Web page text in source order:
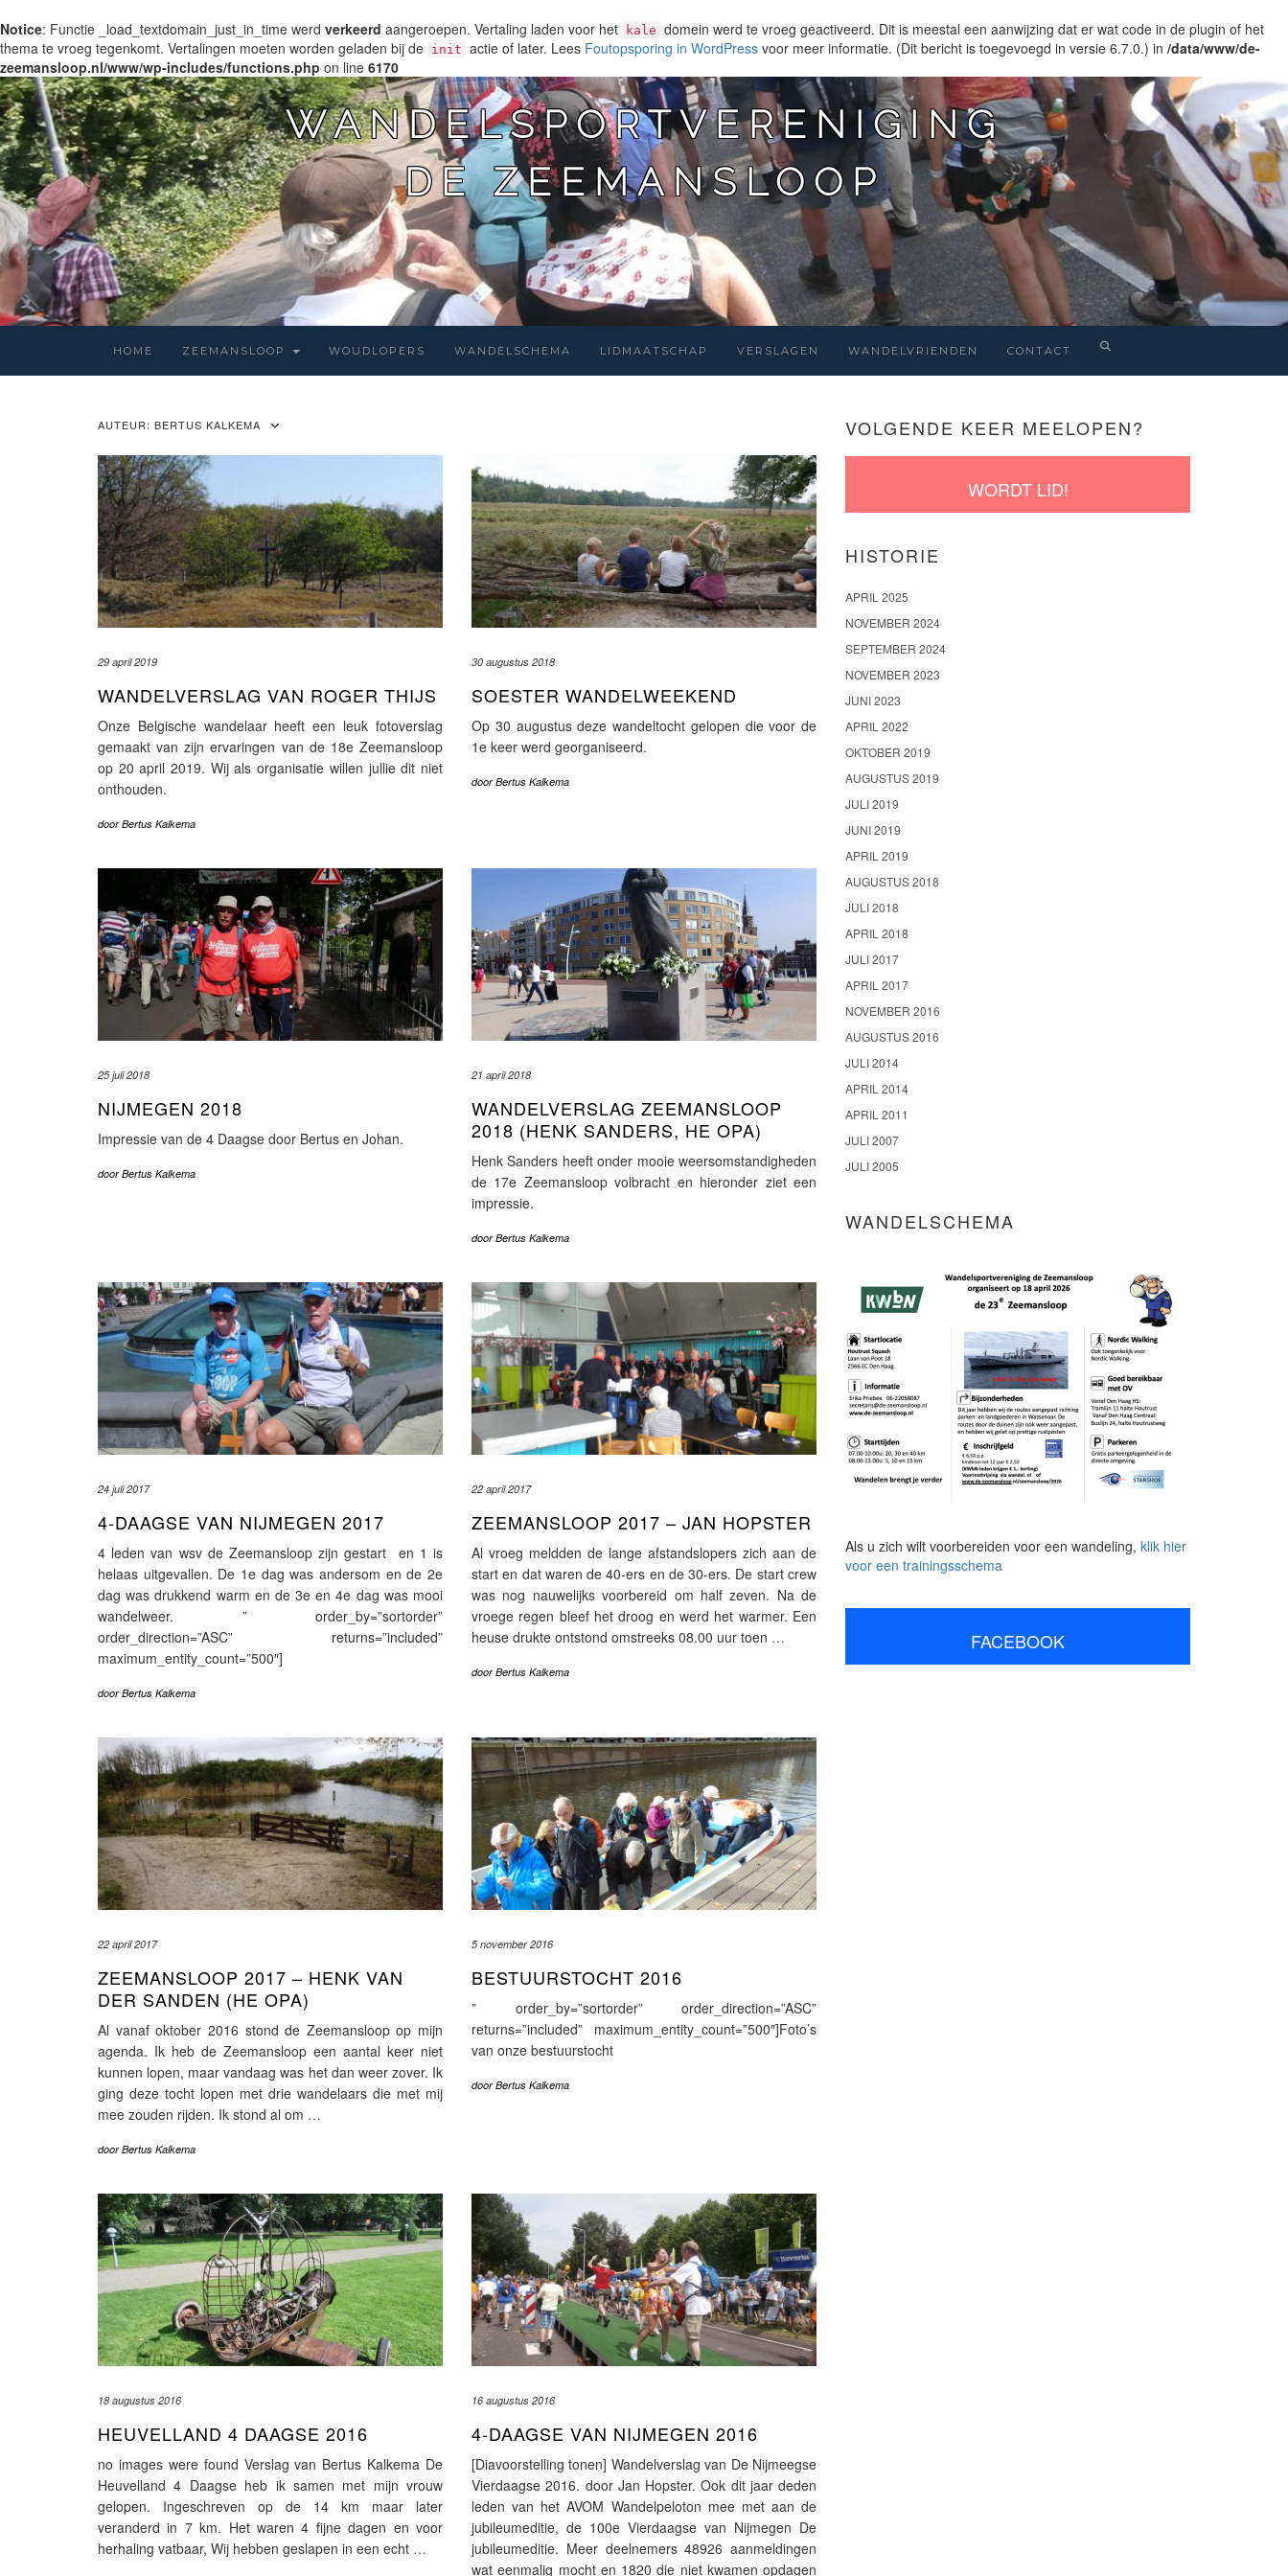
Notice: Functie _load_textdomain_just_in_time werd verkeerd aangeroepen. Vertaling laden voor het kale domein werd te vroeg geactiveerd. Dit is meestal een aanwijzing dat er wat code in de plugin of het
thema te vroeg tegenkomt. Vertalingen moeten worden geladen bij de init actie of later. Lees Foutopsporing in WordPress voor meer informatie. (Dit bericht is toegevoegd in versie 6.7.0.) in /data/www/de-
zeemansloop.nl/www/wp-includes/functions.php on line 6170
WANDELSPORTVERENIGING
DE ZEEMANSLOOP
HOME ZEEMANSLOOP WOUDLOPERS WANDELSCHEMA LIDMAATSCHAP VERSLAGEN WANDELVRIENDEN CONTACT
AUTEUR: BERTUS KALKEMA
29 april 2019
WANDELVERSLAG VAN ROGER THIJS
Onze Belgische wandelaar heeft een leuk fotoverslag
gemaakt van zijn ervaringen van de 18e Zeemansloop
op 20 april 2019. Wij als organisatie willen jullie dit niet
onthouden.
doorBertus Kalkema
30 augustus 2018
SOESTER WANDELWEEKEND
Op 30 augustus deze wandeltocht gelopen die voor de
1e keer werd georganiseerd.
doorBertus Kalkema
25 juli 2018
NIJMEGEN 2018
Impressie van de 4 Daagse door Bertus en Johan.
doorBertus Kalkema
21 april 2018
WANDELVERSLAG ZEEMANSLOOP
2018 (HENK SANDERS, HE OPA)
Henk Sanders heeft onder mooie weersomstandigheden
de 17e Zeemansloop volbracht en hieronder ziet een
impressie.
doorBertus Kalkema
24 juli 2017
4-DAAGSE VAN NIJMEGEN 2017
4 leden van wsv de Zeemansloop zijn gestart en 1 is
helaas uitgevallen. De 1e dag was andersom en de 2e
dag was drukkend warm en de 3e en 4e dag was mooi
wandelweer. ” order_by=”sortorder”
order_direction=”ASC” returns=”included”
maximum_entity_count=”500″]
doorBertus Kalkema
22 april 2017
ZEEMANSLOOP 2017 – JAN HOPSTER
Al vroeg meldden de lange afstandslopers zich aan de
start en dat waren de 40-ers en de 30-ers. De start crew
was nog nauwelijks voorbereid om half zeven. Na de
vroege regen bleef het droog en werd het warmer. Een
heuse drukte ontstond omstreeks 08.00 uur toen …
doorBertus Kalkema
22 april 2017
ZEEMANSLOOP 2017 – HENK VAN
DER SANDEN (HE OPA)
Al vanaf oktober 2016 stond de Zeemansloop op mijn
agenda. Ik heb de Zeemansloop een aantal keer niet
kunnen lopen, maar vandaag was het dan weer zover. Ik
ging deze tocht lopen met drie wandelaars die met mij
mee zouden rijden. Ik stond al om …
doorBertus Kalkema
5 november 2016
BESTUURSTOCHT 2016
” order_by=”sortorder” order_direction=”ASC”
returns=”included” maximum_entity_count=”500″]Foto’s
van onze bestuurstocht
doorBertus Kalkema
18 augustus 2016
HEUVELLAND 4 DAAGSE 2016
no images were found Verslag van Bertus Kalkema De
Heuvelland 4 Daagse heb ik samen met mijn vrouw
gelopen. Ingeschreven op de 14 km maar later
veranderd in 7 km. Het waren 4 fijne dagen en voor
herhaling vatbaar, Wij hebben geslapen in een echt …
16 augustus 2016
4-DAAGSE VAN NIJMEGEN 2016
[Diavoorstelling tonen] Wandelverslag van De Nijmeegse
Vierdaagse 2016. door Jan Hopster. Ook dit jaar deden
leden van het AVOM Wandelpeloton mee met aan de
jubileumeditie, de 100e Vierdaagse van Nijmegen De
jubileumeditie. Meer deelnemers 48926 aanmeldingen
wat eenmalig mocht en 1820 die niet kwamen opdagen
VOLGENDE KEER MEELOPEN?
WORDT LID!
HISTORIE
APRIL 2025
NOVEMBER 2024
SEPTEMBER 2024
NOVEMBER 2023
JUNI 2023
APRIL 2022
OKTOBER 2019
AUGUSTUS 2019
JULI 2019
JUNI 2019
APRIL 2019
AUGUSTUS 2018
JULI 2018
APRIL 2018
JULI 2017
APRIL 2017
NOVEMBER 2016
AUGUSTUS 2016
JULI 2014
APRIL 2014
APRIL 2011
JULI 2007
JULI 2005
WANDELSCHEMA
Als u zich wilt voorbereiden voor een wandeling, klik hier
voor een trainingsschema
FACEBOOK